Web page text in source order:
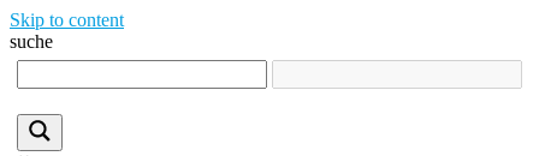
Skip to content
suche